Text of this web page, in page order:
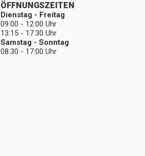
ÖFFNUNGSZEITEN
Dienstag - Freitag
09:00 - 12:00 Uhr
13:15 - 17:30 Uhr
Samstag - Sonntag
08:30 - 17:00 Uhr